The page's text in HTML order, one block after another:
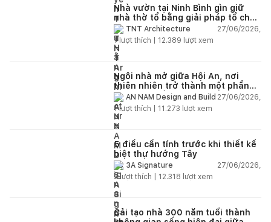
Nhà vườn tại Ninh Bình gìn giữ
nhà thờ tổ bằng giải pháp tổ chức
lại không gian
TNT Architecture
27/06/2026,
1lượt thích | 12.389 lượt xem
Ngôi nhà mở giữa Hội An, nơi
thiên nhiên trở thành một phần
của cuộc sống
AN NAM Design and Build 27/06/2026,
1lượt thích | 11.273 lượt xem
5 điều cần tính trước khi thiết kế
biệt thự hướng Tây
3A Signature
27/06/2026,
2lượt thích | 12.318 lượt xem
Cải tạo nhà 300 năm tuổi thành